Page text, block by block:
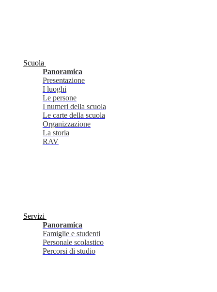
Scuola
Panoramica
Presentazione
I luoghi
Le persone
I numeri della scuola
Le carte della scuola
Organizzazione
La storia
RAV
Servizi
Panoramica
Famiglie e studenti
Personale scolastico
Percorsi di studio